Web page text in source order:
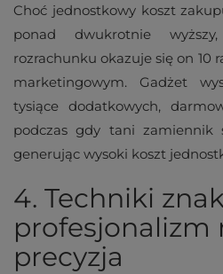
Choć jednostkowy koszt
ponad dwukrotnie
rozrachunku okazuje się on 10
marketingowym. Gadżet
tysiące dodatkowych,
podczas gdy tani zamiennik
generując wysoki koszt
4. Techniki
profesjonalizm
precyzja